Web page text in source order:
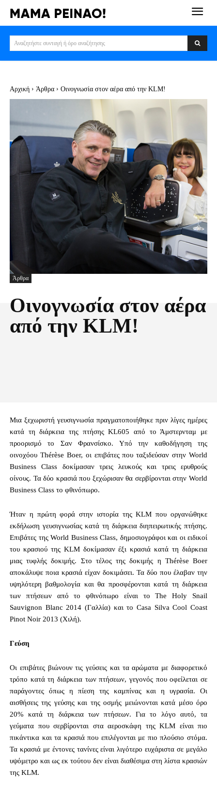
Αναζητήστε συνταγή ή όρο αναζήτησης
Αρχική Άρθρα Οινογνωσία στον αέρα από την KLM!
Άρθρα
Οινογνωσία στον αέρα
από την KLM!
Μια ξεχωριστή γευσιγνωσία πραγματοποιήθηκε πριν λίγες ημέρες
κατά τη διάρκεια της πτήσης KL605 από το Άμστερνταμ με
προορισμό το Σαν Φρανσίσκο. Υπό την καθοδήγηση της
οινοχόου Thérèse Boer, οι επιβάτες που ταξιδεύσαν στην World
Business Class δοκίμασαν τρεις λευκούς και τρεις ερυθρούς
οίνους. Τα δύο κρασιά που ξεχώρισαν θα σερβίρονται στην World
Business Class το φθινόπωρο.
Ήταν η πρώτη φορά στην ιστορία της KLM που οργανώθηκε
εκδήλωση γευσιγνωσίας κατά τη διάρκεια διηπειρωτικής πτήσης.
Επιβάτες της World Business Class, δημοσιογράφοι και οι ειδικοί
του κρασιού της KLM δοκίμασαν έξι κρασιά κατά τη διάρκεια
μιας τυφλής δοκιμής. Στο τέλος της δοκιμής η Thérèse Boer
αποκάλυψε ποια κρασιά είχαν δοκιμάσει. Τα δύο που έλαβαν την
υψηλότερη βαθμολογία και θα προσφέρονται κατά τη διάρκεια
των πτήσεων από το φθινόπωρο είναι το The Holy Snail
Sauvignon Blanc 2014 (Γαλλία) και το Casa Silva Cool Coast
Pinot Noir 2013 (Χιλή).
Γεύση
Οι επιβάτες βιώνουν τις γεύσεις και τα αρώματα με διαφορετικό
τρόπο κατά τη διάρκεια των πτήσεων, γεγονός που οφείλεται σε
παράγοντες όπως η πίεση της καμπίνας και η υγρασία. Οι
αισθήσεις της γεύσης και της οσμής μειώνονται κατά μέσο όρο
20% κατά τη διάρκεια των πτήσεων. Για το λόγο αυτό, τα
γεύματα που σερβίρονται στα αεροσκάφη της KLM είναι πιο
πικάντικα και τα κρασιά που επιλέγονται με πιο πλούσιο στόμα.
Τα κρασιά με έντονες τανίνες είναι λιγότερο ευχάριστα σε μεγάλο
υψόμετρο και ως εκ τούτου δεν είναι διαθέσιμα στη λίστα κρασιών
της KLM.